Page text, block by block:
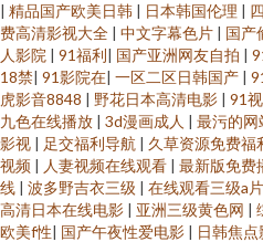
| 精品国产欧美日韩 | 日本韩国伦理 |
费高清影视大全 | 中文字幕色片 | 国产
人影院 | 91福利| 国产亚洲网友自拍 |
18禁| 91影院在| 一区二区日韩国产 |
虎影音8848 | 野花日本高清电影 | 91
九色在线播放 | 3d漫画成人 | 最污的网
影视 | 足交福利导航 | 久草资源免费福
视频 | 人妻视频在线观看 | 最新版免费
线 | 波多野吉衣三级 | 在线观看三级a片
高清日本在线电影 | 亚洲三级黄色网 |
欧美f性| 国产午夜性爱电影 | 日韩焦点